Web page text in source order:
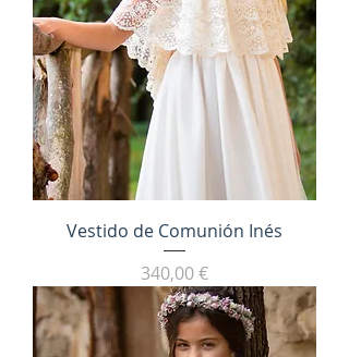
Vestido de Comunión Inés
Precio
340,00 €